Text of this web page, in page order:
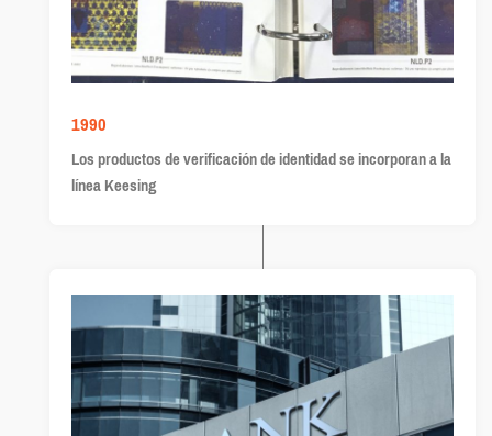
1990
Los productos de verificación de identidad se incorporan a la
línea Keesing